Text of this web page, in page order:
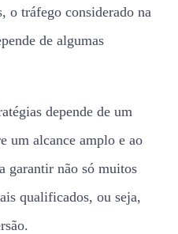
o tráfego considerado na
de algumas
depende de um
um alcance amplo e ao
garantir não só muitos
qualificados, ou seja,